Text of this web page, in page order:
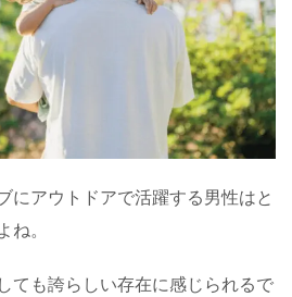
にアウトドアで活躍する男性はと
。
ても誇らしい存在に感じられるで